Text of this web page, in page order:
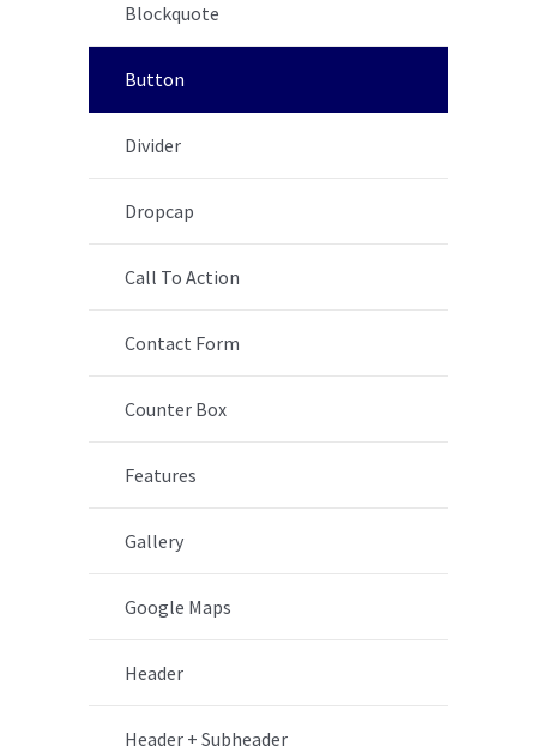
Blockquote
Button
Divider
Dropcap
Call To Action
Contact Form
Counter Box
Features
Gallery
Google Maps
Header
Header + Subheader